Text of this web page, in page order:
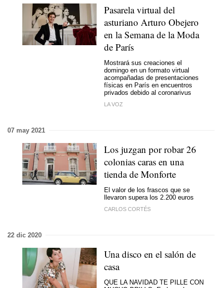
Pasarela virtual del
asturiano Arturo Obejero
en la Semana de la Moda
de París
Mostrará sus creaciones el
domingo en un formato virtual
acompañadas de presentaciones
físicas en París en encuentros
privados debido al coronarivus
LA VOZ
07 may 2021
Los juzgan por robar 26
colonias caras en una
tienda de Monforte
El valor de los frascos que se
llevaron supera los 2.200 euros
CARLOS CORTÉS
22 dic 2020
Una disco en el salón de
casa
QUE LA NAVIDAD TE PILLE CON